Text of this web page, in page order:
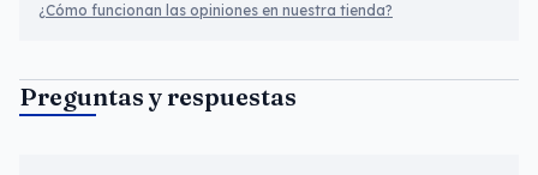
¿Cómo funcionan las opiniones en nuestra tienda?
Preguntas y respuestas